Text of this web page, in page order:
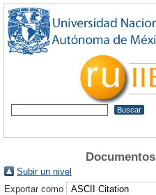
Subir un nivel
Exportar como